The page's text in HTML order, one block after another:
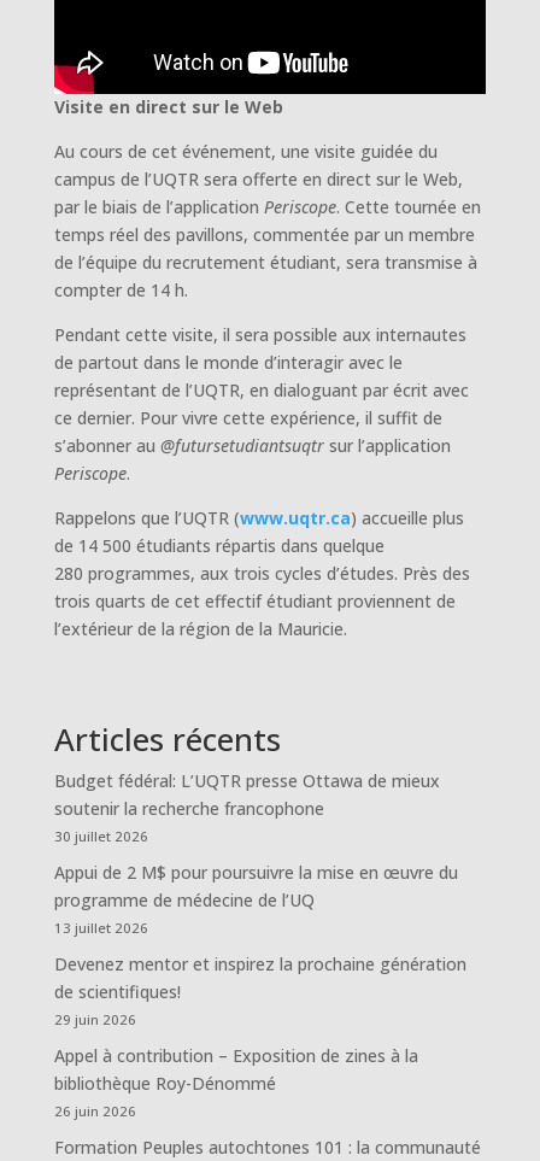
Visite en direct sur le Web
Au cours de cet événement, une visite guidée du
campus de l’UQTR sera offerte en direct sur le Web,
par le biais de l’application Periscope. Cette tournée en
temps réel des pavillons, commentée par un membre
de l’équipe du recrutement étudiant, sera transmise à
compter de 14 h.
Pendant cette visite, il sera possible aux internautes
de partout dans le monde d’interagir avec le
représentant de l’UQTR, en dialoguant par écrit avec
ce dernier. Pour vivre cette expérience, il suffit de
s’abonner au @futursetudiantsuqtrsur l’application
Periscope.
Rappelons que l’UQTR (www.uqtr.ca) accueille plus
de 14 500 étudiants répartis dans quelque
280 programmes, aux trois cycles d’études. Près des
trois quarts de cet effectif étudiant proviennent de
l’extérieur de la région de la Mauricie.
Articles récents
Budget fédéral: L’UQTR presse Ottawa de mieux
soutenir la recherche francophone
30 juillet 2026
Appui de 2 M$ pour poursuivre la mise en œuvre du
programme de médecine de l’UQ
13 juillet 2026
Devenez mentor et inspirez la prochaine génération
de scientifiques!
29 juin 2026
Appel à contribution – Exposition de zines à la
bibliothèque Roy-Dénommé
26 juin 2026
Formation Peuples autochtones 101 : la communauté